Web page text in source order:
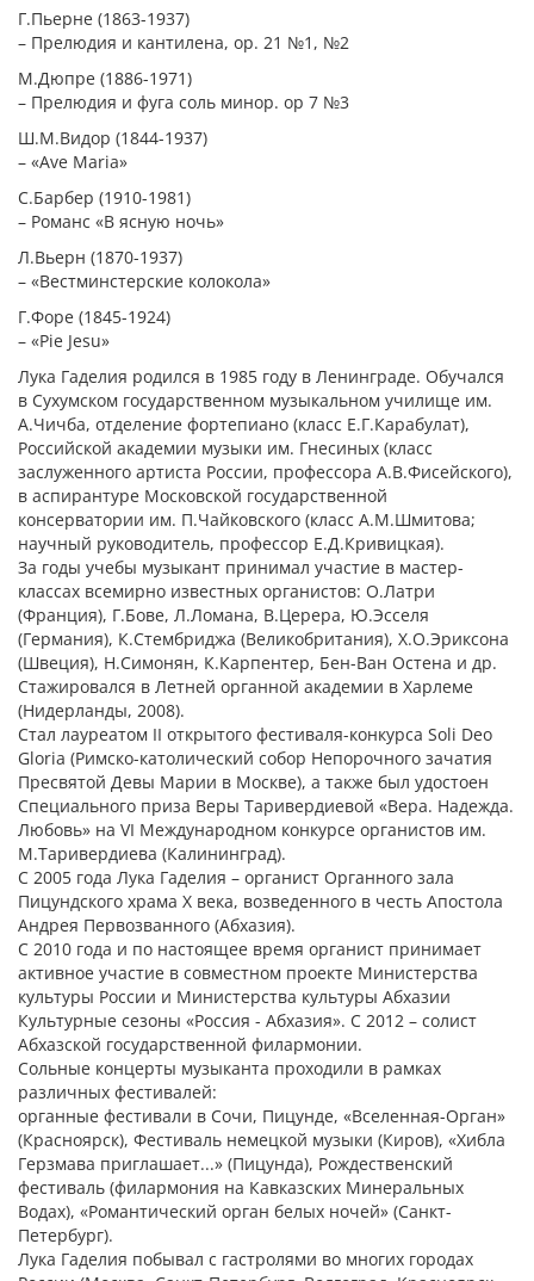
Г.Пьерне (1863-1937)
– Прелюдия и кантилена, op. 21 №1, №2
М.Дюпре (1886-1971)
– Прелюдия и фуга соль минор. op 7 №3
Ш.М.Видор (1844-1937)
– «Ave Maria»
С.Барбер (1910-1981)
– Романс «В ясную ночь»
Л.Вьерн (1870-1937)
– «Вестминстерские колокола»
Г.Форе (1845-1924)
– «Pie Jesu»
Лука Гаделия родился в 1985 году в Ленинграде. Обучался
в Сухумском государственном музыкальном училище им.
А.Чичба, отделение фортепиано (класс Е.Г.Карабулат),
Российской академии музыки им. Гнесиных (класс
заслуженного артиста России, профессора А.В.Фисейского),
в аспирантуре Московской государственной
консерватории им. П.Чайковского (класс А.М.Шмитова;
научный руководитель, профессор Е.Д.Кривицкая).
За годы учебы музыкант принимал участие в мастер-
классах всемирно известных органистов: О.Латри
(Франция), Г.Бове, Л.Ломана, В.Церера, Ю.Эсселя
(Германия), К.Стембриджа (Великобритания), Х.О.Эриксона
(Швеция), Н.Симонян, К.Карпентер, Бен-Ван Остена и др.
Стажировался в Летней органной академии в Харлеме
(Нидерланды, 2008).
Стал лауреатом II открытого фестиваля-конкурса Soli Deo
Gloria (Римско-католический собор Непорочного зачатия
Пресвятой Девы Марии в Москве), а также был удостоен
Специального приза Веры Таривердиевой «Вера. Надежда.
Любовь» на VI Международном конкурсе органистов им.
М.Таривердиева (Калининград).
С 2005 года Лука Гаделия – органист Органного зала
Пицундского храма Х века, возведенного в честь Апостола
Андрея Первозванного (Абхазия).
С 2010 года и по настоящее время органист принимает
активное участие в совместном проекте Министерства
культуры России и Министерства культуры Абхазии
Культурные сезоны «Россия - Абхазия». С 2012 – солист
Абхазской государственной филармонии.
Сольные концерты музыканта проходили в рамках
различных фестивалей:
органные фестивали в Сочи, Пицунде, «Вселенная-Орган»
(Красноярск), Фестиваль немецкой музыки (Киров), «Хибла
Герзмава приглашает...» (Пицунда), Рождественский
фестиваль (филармония на Кавказских Минеральных
Водах), «Романтический орган белых ночей» (Санкт-
Петербург).
Лука Гаделия побывал с гастролями во многих городах